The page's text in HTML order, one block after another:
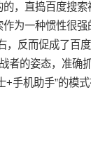
，直捣百度搜
为一种惯性很
反而促成了百
者的姿态，准确
+手机助手”的模